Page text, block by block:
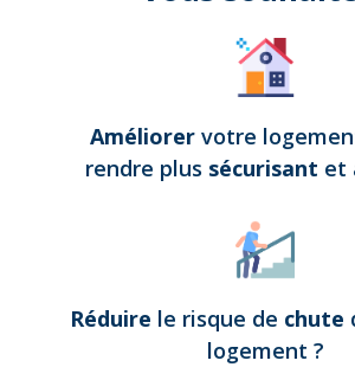
Améliorer votre
rendre plus sécurisant et
Réduire le risque de chute
logement ?